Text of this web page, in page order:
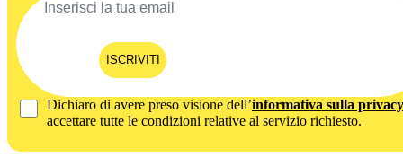
ISCRIVITI
Dichiaro di avere preso visione dell’informativa sulla privacy
accettare tutte le condizioni relative al servizio richiesto.